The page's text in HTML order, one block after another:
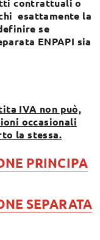
contrattuali o
esattamente la
se
ENPAPI sia
IVA non può,
occasionali
la stessa.
PRINCIPA
SEPARATA